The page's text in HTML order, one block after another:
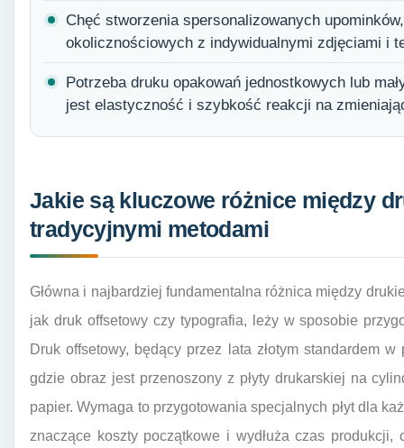
Chęć stworzenia spersonalizowanych
okolicznościowych z indywidualnymi zdjęciami i
Potrzeba druku opakowań jednostkowych lub
jest elastyczność i szybkość reakcji na
Jakie są kluczowe różnice między
tradycyjnymi metodami
Główna i najbardziej fundamentalna różnica między
jak druk offsetowy czy typografia, leży w sposobie
Druk offsetowy, będący przez lata złotym standardem
gdzie obraz jest przenoszony z płyty drukarskiej na
papier. Wymaga to przygotowania specjalnych płyt dla
znaczące koszty początkowe i wydłuża czas produkcji,